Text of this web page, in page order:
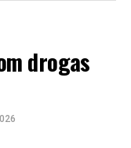
drogas